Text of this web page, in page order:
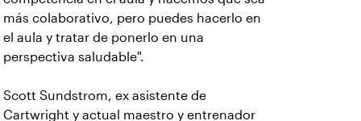
más colaborativo, pero puedes hacerlo en
el aula y tratar de ponerlo en una
perspectiva saludable".
Scott Sundstrom, ex asistente de
Cartwright y actual maestro y entrenador